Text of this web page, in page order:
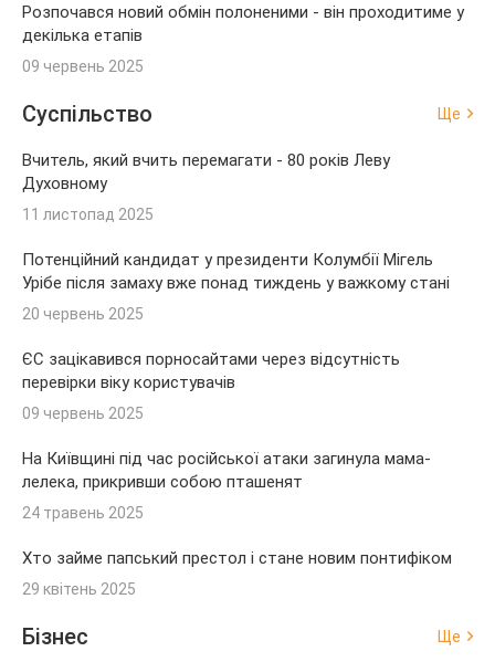
Розпочався новий обмін полоненими - він проходитиме у
декілька етапів
09 червень 2025
Суспільство Ще
Вчитель, який вчить перемагати - 80 років Леву
Духовному
11 листопад 2025
Потенційний кандидат у президенти Колумбії Мігель
Урібе після замаху вже понад тиждень у важкому стані
20 червень 2025
ЄС зацікавився порносайтами через відсутність
перевірки віку користувачів
09 червень 2025
На Київщині під час російської атаки загинула мама-
лелека, прикривши собою пташенят
24 травень 2025
Хто займе папський престол і стане новим понтифіком
29 квітень 2025
Бізнес Ще